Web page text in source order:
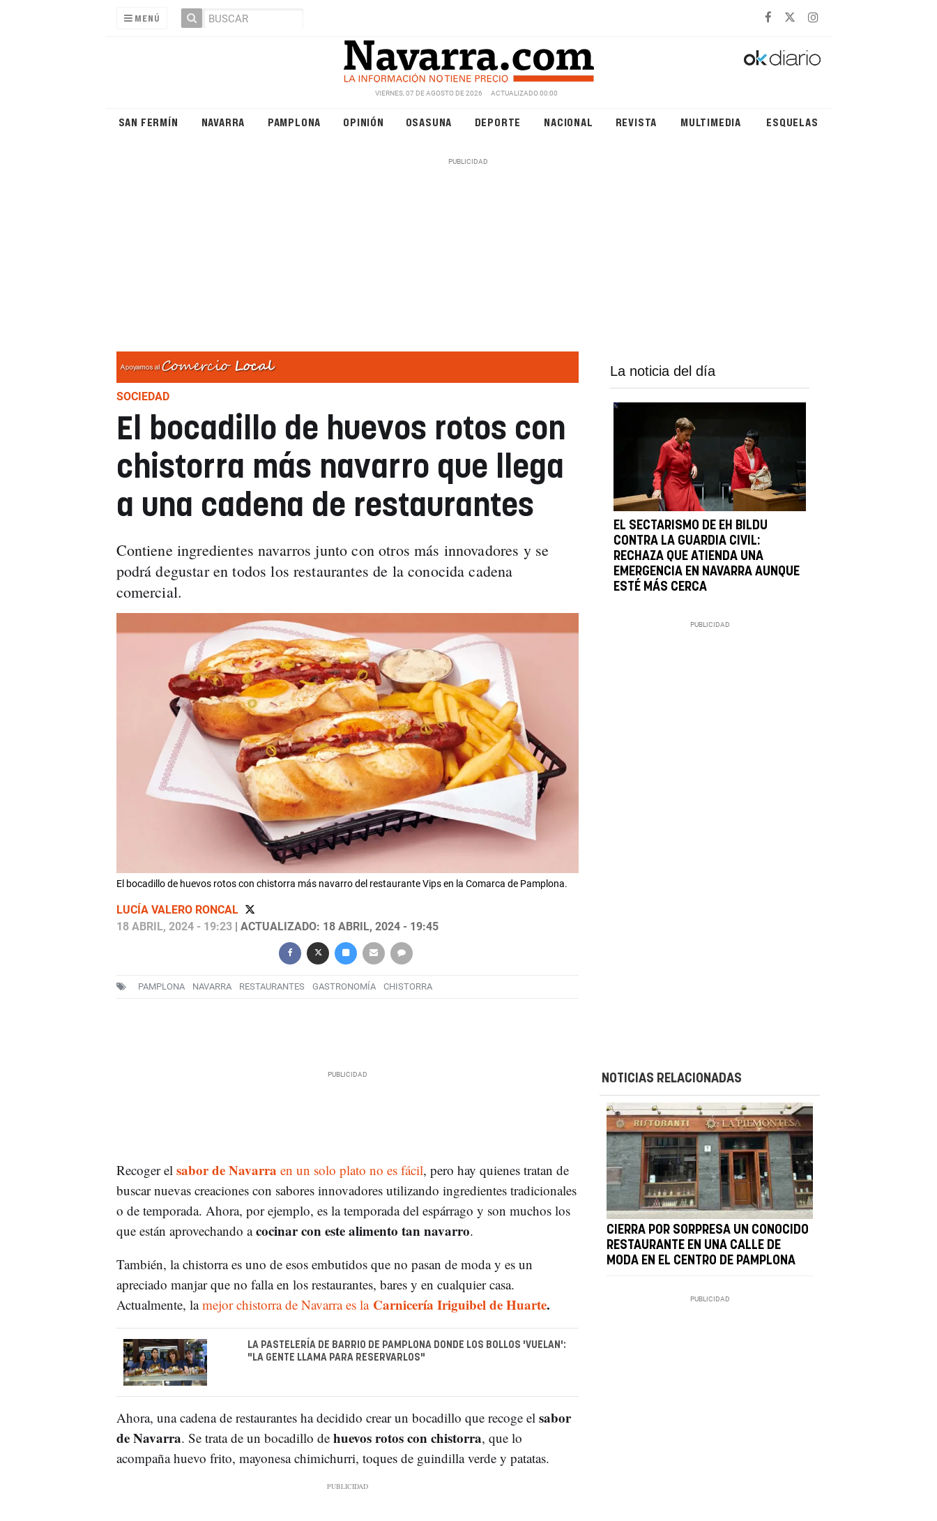
MENÚ
VIERNES, 07 DE AGOSTO DE 2026 ACTUALIZADO 00:00
SAN FERMÍN NAVARRA PAMPLONA OPINIÓN OSASUNA DEPORTE NACIONAL REVISTA MULTIMEDIA ESQUELAS
SOCIEDAD
El bocadillo de huevos rotos con
chistorra más navarro que llega
a una cadena de restaurantes
Contiene ingredientes navarros junto con otros más innovadores y se
podrá degustar en todos los restaurantes de la conocida cadena
comercial.
El bocadillo de huevos rotos con chistorra más navarro del restaurante Vips en la Comarca de Pamplona.
LUCÍA VALERO RONCAL
18 ABRIL, 2024 - 19:23| ACTUALIZADO: 18 ABRIL, 2024 - 19:45
PAMPLONA NAVARRA RESTAURANTES GASTRONOMÍA CHISTORRA
La noticia del día
EL SECTARISMO DE EH BILDU
CONTRA LA GUARDIA CIVIL:
RECHAZA QUE ATIENDA UNA
EMERGENCIA EN NAVARRA AUNQUE
ESTÉ MÁS CERCA
Recoger el sabor de Navarra en un solo plato no es fácil, pero hay quienes tratan de
buscar nuevas creaciones con sabores innovadores utilizando ingredientes tradicionales
o de temporada. Ahora, por ejemplo, es la temporada del espárrago y son muchos los
que están aprovechando acocinar con este alimento tan navarro.
También, la chistorra es uno de esos embutidos que no pasan de moda y es un
apreciado manjar que no falla en los restaurantes, bares y en cualquier casa.
Actualmente, lamejor chistorra de Navarra es la Carnicería Iriguibel de Huarte.
LA PASTELERÍA DE BARRIO DE PAMPLONA DONDE LOS BOLLOS 'VUELAN':
"LA GENTE LLAMA PARA RESERVARLOS"
Ahora, una cadena de restaurantes ha decidido crear un bocadillo que recoge elsabor
de Navarra. Se trata de un bocadillo de huevos rotos con chistorra, que lo
acompaña huevo frito, mayonesa chimichurri, toques de guindilla verde y patatas.
NOTICIAS RELACIONADAS
CIERRA POR SORPRESA UN CONOCIDO
RESTAURANTE EN UNA CALLE DE
MODA EN EL CENTRO DE PAMPLONA